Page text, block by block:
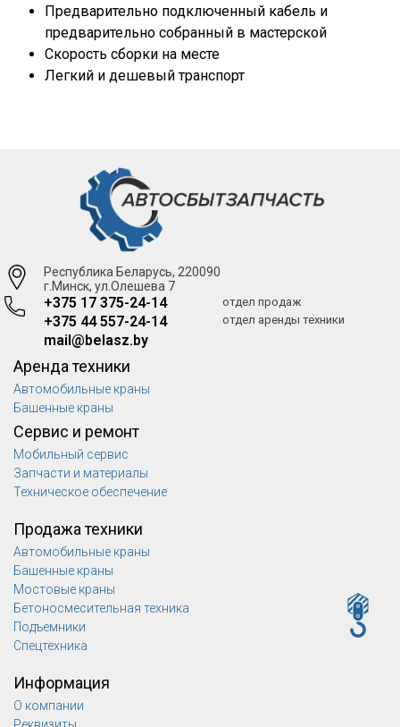
Предварительно подключенный кабель и
предварительно собранный в мастерской
Скорость сборки на месте
Легкий и дешевый транспорт
Республика Беларусь, 220090
г.Минск, ул.Олешева 7
+375 17 375-24-14
+375 44 557-24-14
mail@belasz.by
отдел продаж
отдел аренды техники
Аренда техники
Автомобильные краны
Башенные краны
Сервис и ремонт
Мобильный сервис
Запчасти и материалы
Техническое обеспечение
Продажа техники
Автомобильные краны
Башенные краны
Мостовые краны
Бетоносмесительная техника
Подъемники
Спецтехника
Информация
О компании